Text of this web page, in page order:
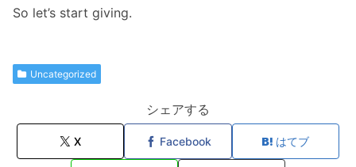
So let’s start giving.
Uncategorized
シェアする
X Facebook はてブ